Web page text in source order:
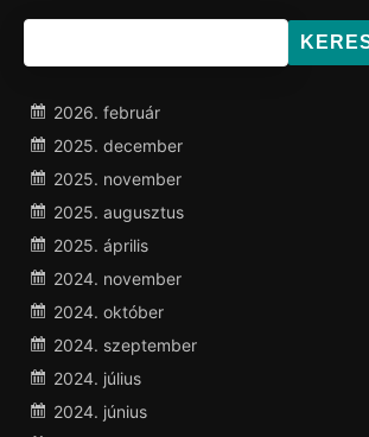
2026. február
2025. december
2025. november
2025. augusztus
2025. április
2024. november
2024. október
2024. szeptember
2024. július
2024. június